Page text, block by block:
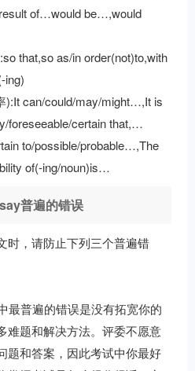
of…would be…,would
that,so as/in order(not)to,with
ing)
):It can/could/may/might…,It is
foreseeable/certain that,…
to/possible/probable…,The
of(-ing/noun)is…
普遍的错误
时，请防止下列三个普遍错
最普遍的错误是没有拓宽你的
难题和解决方法。评委不愿意
题和答案，因此考试中你最好